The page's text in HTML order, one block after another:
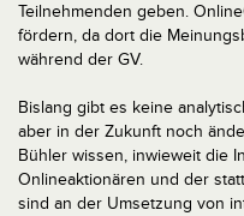
Teilnehmenden geben.
fördern, da dort die
während der GV.
Bislang gibt es keine
aber in der Zukunft noch
Bühler wissen, inwieweit die
Onlineaktionären und der
sind an der Umsetzung von